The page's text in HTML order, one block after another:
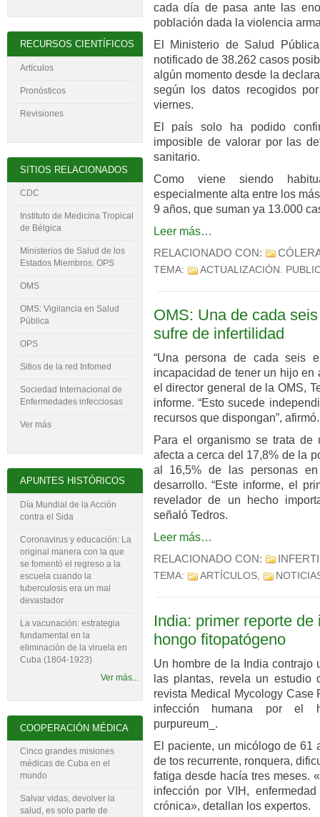
cada día de pasa ante las
población dada la violencia
El Ministerio de Salud
notificado de 38.262 casos
algún momento desde la
según los datos recogidos
viernes.
El país solo ha podido
imposible de valorar por las
sanitario.
Como viene siendo
especialmente alta entre los
9 años, que suman ya 13.000
Leer más…
RELACIONADO CON:
TEMA: ACTUALIZACIÓN .
OMS: Una de cada
sufre de infertilidad
“Una persona de cada seis
incapacidad de tener un hijo en
el director general de la OMS,
informe. “Esto sucede
recursos que dispongan”, afirmó.
Para el organismo se trata de
afecta a cerca del 17,8% de la
al 16,5% de las personas
desarrollo. “Este informe, el
revelador de un hecho
señaló Tedros.
Leer más…
RELACIONADO CON:
TEMA: ARTÍCULOS,
India: primer reporte
hongo fitopatógeno
Un hombre de la India contrajo
las plantas, revela un
revista Medical Mycology Case
infección humana por el
purpureum_.
El paciente, un micólogo de 61
de tos recurrente, ronquera,
fatiga desde hacía tres meses.
infección por VIH,
crónica», detallan los expertos.
RECURSOS CIENTÍFICOS
Artículos
Pronósticos
Revisiones
SITIOS RELACIONADOS
CDC
Instituto de Medicina Tropical
de Bélgica
Ministerios de Salud de los
Estados Miembros. OPS
OMS
OMS: Vigilancia en Salud
Pública
OPS
Sitios de la red Infomed
Sociedad Internacional de
Enfermedades infecciosas
Ver más
APUNTES HISTÓRICOS
Día Mundial de la Acción
contra el Sida
Coronavirus y educación: La
original manera con la que
se fomentó el regreso a la
escuela cuando la
tuberculosis era un mal
devastador
La vacunación: estrategia
fundamental en la
eliminación de la viruela en
Cuba (1804-‍1923)
Ver más...
COOPERACIÓN MÉDICA
Cinco grandes misiones
médicas de Cuba en el
mundo
Salvar vidas, devolver la
salud, es solo parte de